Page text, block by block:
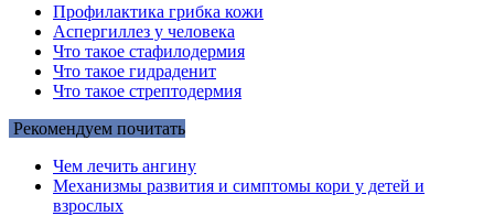
Профилактика грибка кожи
Аспергиллез у человека
Что такое стафилодермия
Что такое гидраденит
Что такое стрептодермия
Рекомендуем почитать
Чем лечить ангину
Механизмы развития и симптомы кори у детей и
взрослых